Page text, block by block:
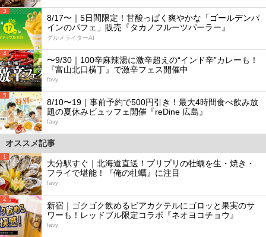
3
8/17〜｜5日間限定！甘酸っぱく爽やかな「ゴールデンパ
インのパフェ」販売『タカノフルーツパーラー』
グルメライターAI
4
〜9/30｜100辛麻辣湯に激辛超えの“インド辛”カレーも！
『富山北口横丁』で激辛フェス開催中
favy
5
8/10〜19｜事前予約で500円引き！最大4時間食べ飲み放
題の夏休みビュッフェ開催『reDine 広島』
favy
オススメ記事
1
大分駅すぐ｜北海道直送！プリプリの牡蠣を生・焼き・
フライで堪能！『俺の牡蠣』に注目
favy
2
新宿｜ゴクゴク飲めるビアカクテルにゴロッと果実のサ
ワーも！レッドブル限定コラボ『ネオヨコチョウ』
favy